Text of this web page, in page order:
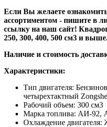
Если Вы желаете
ассортиментом - пишите в
ссылку на наш сайт!
250, 300, 400, 500 см3 и
Наличие и стоимость
Характеристики:
Тип двигателя:
четырехтактный
Рабочий объем: 300 см3
Марка топлива: АИ-92,
Охлаждение двигателя: